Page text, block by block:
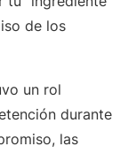
de los
un rol
durante
las